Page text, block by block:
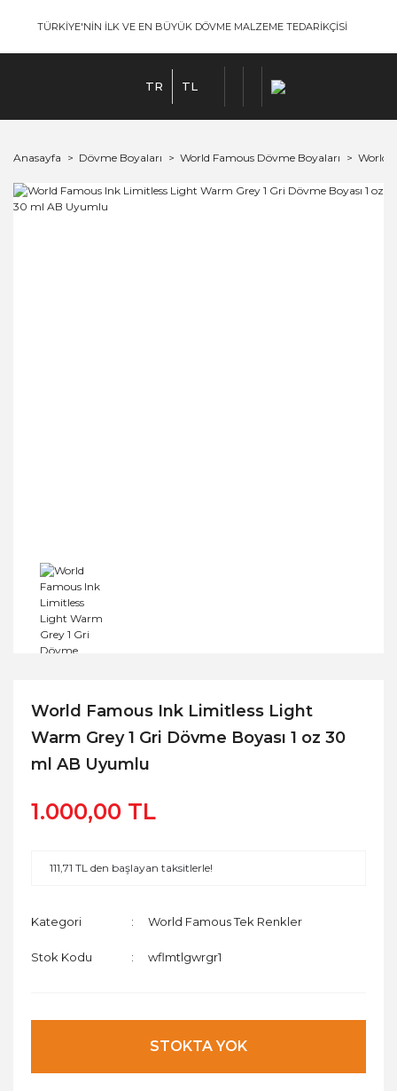
TÜRKİYE'NİN İLK VE EN BÜYÜK DÖVME MALZEME TEDARİKÇİSİ
TR TL
Anasayfa Dövme Boyaları World Famous Dövme Boyaları World
World Famous Ink Limitless Light
Warm Grey 1 Gri Dövme Boyası 1 oz 30
ml AB Uyumlu
1.000,00 TL
111,71 TL den başlayan taksitlerle!
Kategori World Famous Tek Renkler
Stok Kodu wflmtlgwrgr1
STOKTA YOK